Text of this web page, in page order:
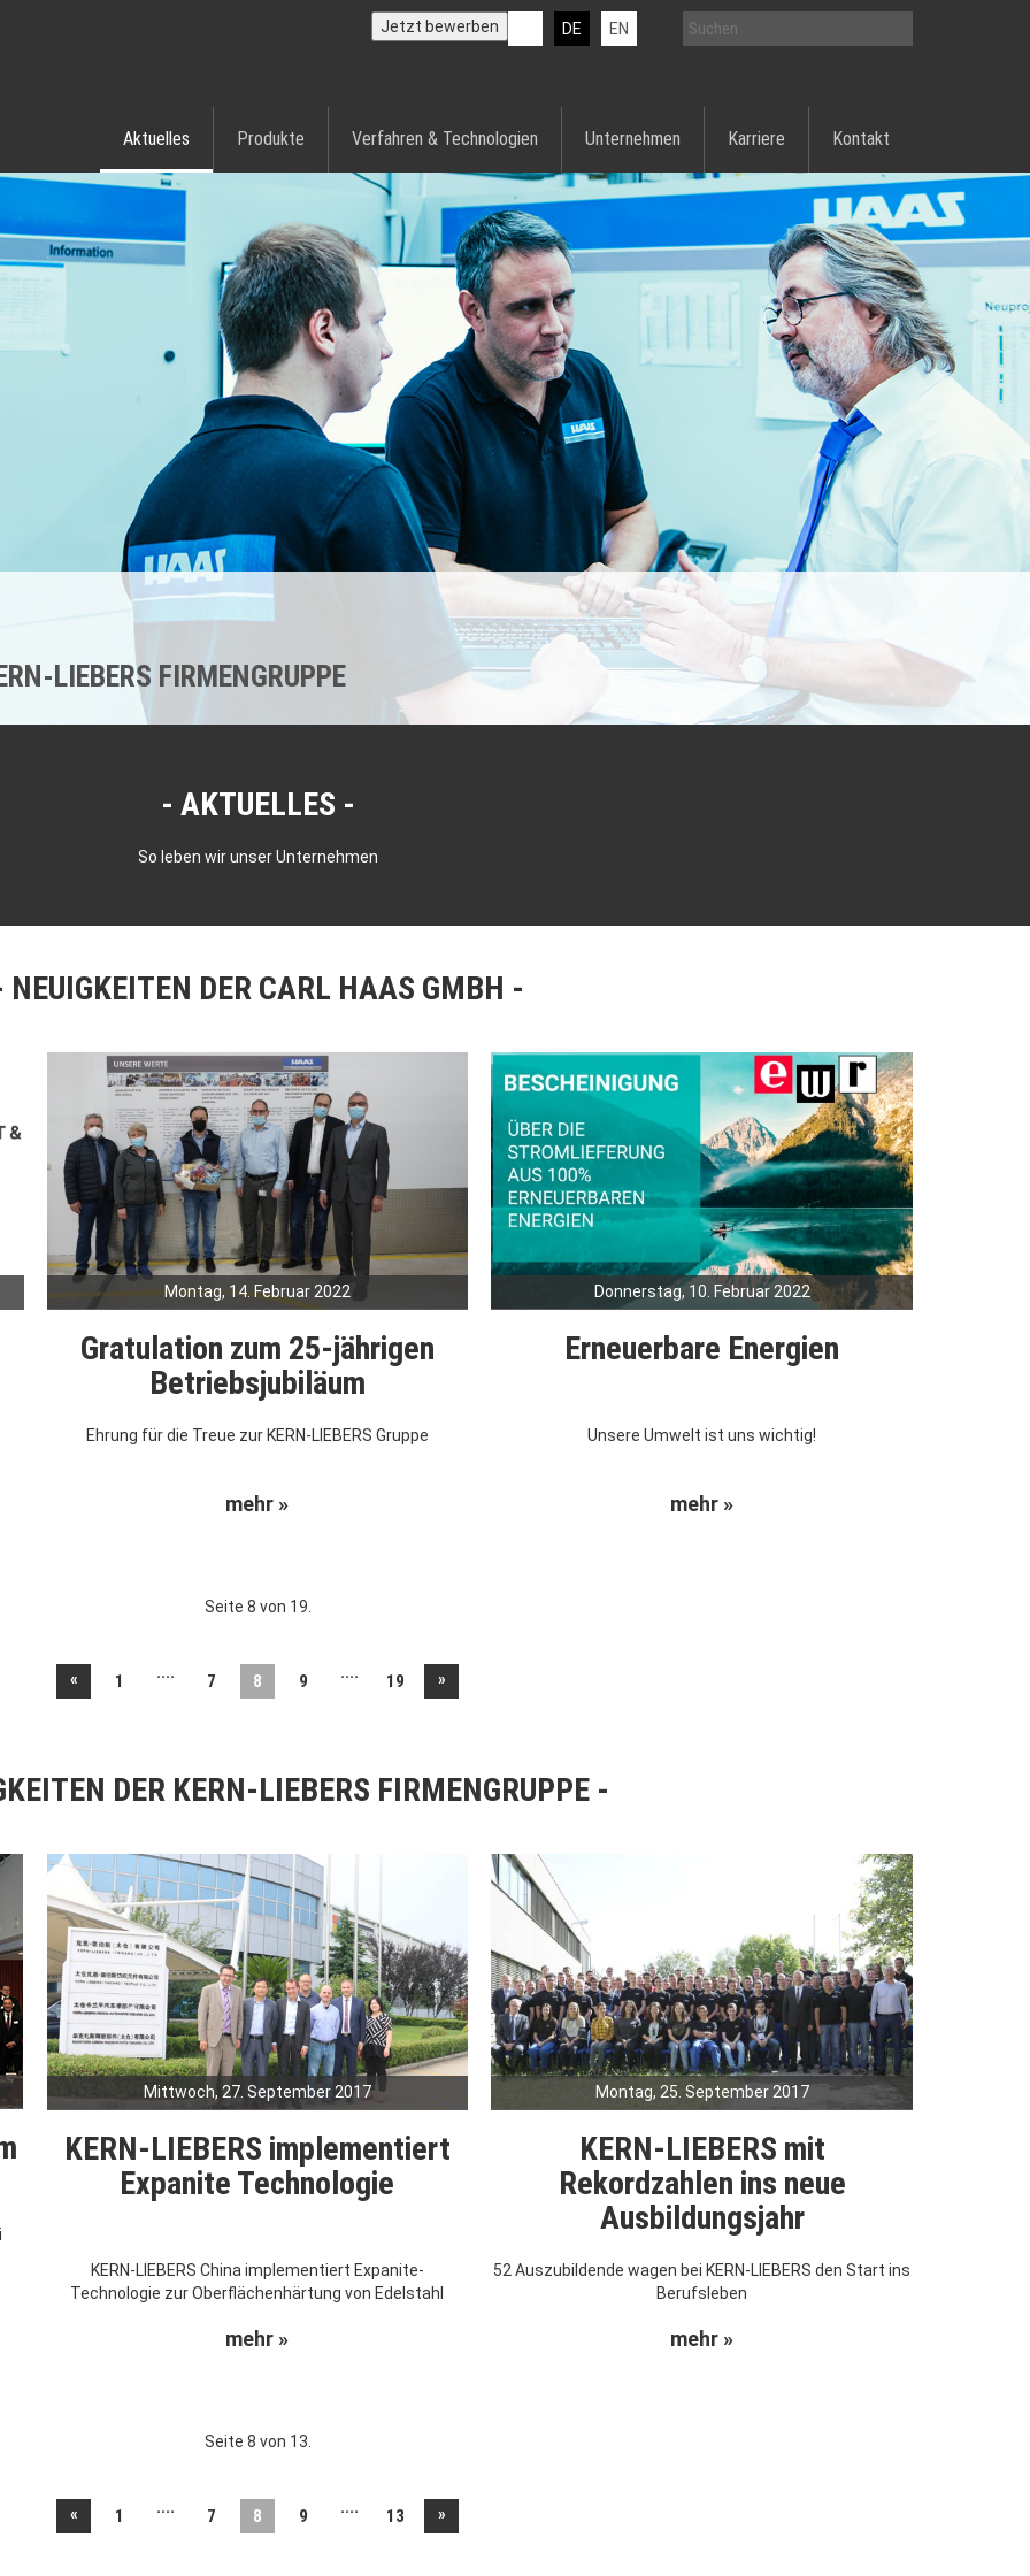
DE EN
Jetzt bewerben
Aktuelles Produkte Verfahren & Technologien Unternehmen Karriere Kontakt
LIEBERS FIRMENGRUPPE
AKTUELLES
So leben wir unser Unternehmen
NEUIGKEITEN DER CARL HAAS GMBH
Montag, 14. Februar 2022
Gratulation zum 25-jährigen
Betriebsjubiläum
Ehrung für die Treue zur KERN-LIEBERS Gruppe
mehr »
Donnerstag, 10. Februar 2022
Erneuerbare Energien
Unsere Umwelt ist uns wichtig!
mehr »
Seite 8 von 19.
« 1 .... 7 8 9 .... 19 »
DER KERN-LIEBERS FIRMENGRUPPE
Mittwoch, 27. September 2017
KERN-LIEBERS implementiert
Expanite Technologie
KERN-LIEBERS China implementiert Expanite-
Technologie zur Oberflächenhärtung von Edelstahl
mehr »
Montag, 25. September 2017
KERN-LIEBERS mit
Rekordzahlen ins neue
Ausbildungsjahr
52 Auszubildende wagen bei KERN-LIEBERS den Start ins
Berufsleben
mehr »
Seite 8 von 13.
« 1 .... 7 8 9 .... 13 »